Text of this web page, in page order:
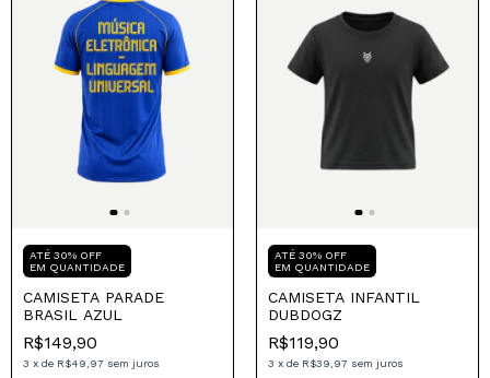
ATÉ 30% OFF
EM QUANTIDADE
CAMISETA PARADE
BRASIL AZUL
R$149,90
3 x de R$49,97 sem juros
ATÉ 30% OFF
EM QUANTIDADE
CAMISETA INFANTIL
DUBDOGZ
R$119,90
3 x de R$39,97 sem juros